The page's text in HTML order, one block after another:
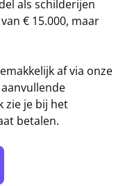
als schilderijen
€ 15.000, maar
af via onze
zie je bij het
betalen.